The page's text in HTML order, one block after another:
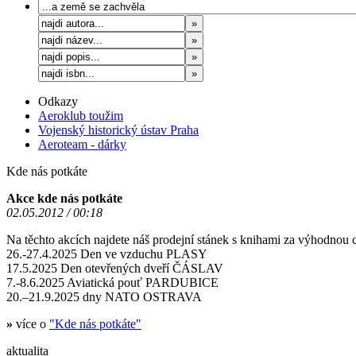
Odkazy
Aeroklub toužim
Vojenský historický ústav Praha
Aeroteam - dárky
Kde nás potkáte
Akce kde nás potkáte
02.05.2012 / 00:18
Na těchto akcích najdete náš prodejní stánek s knihami za výhodnou
26.-27.4.2025 Den ve vzduchu PLASY
17.5.2025 Den otevřených dveří ČÁSLAV
7.-8.6.2025 Aviatická pouť PARDUBICE
20.–21.9.2025 dny NATO OSTRAVA
» více o "Kde nás potkáte"
aktualita